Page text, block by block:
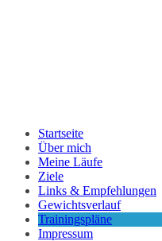
Startseite
Über mich
Meine Läufe
Ziele
Links & Empfehlungen
Gewichtsverlauf
Trainingspläne
Impressum